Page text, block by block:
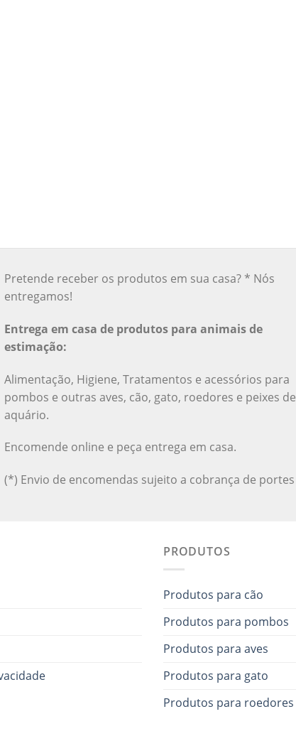
Pretende receber os produtos em sua casa? * Nós
entregamos!
Entrega em casa de produtos para animais de
estimação:
Alimentação, Higiene, Tratamentos e acessórios para
pombos e outras aves, cão, gato, roedores e peixes de
aquário.
Encomende online e peça entrega em casa.
(*) Envio de encomendas sujeito a cobrança de portes
PRODUTOS
Produtos para cão
Produtos para pombos
Produtos para aves
Produtos para gato
Produtos para roedores